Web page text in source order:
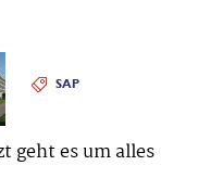
SAP
geht es um alles